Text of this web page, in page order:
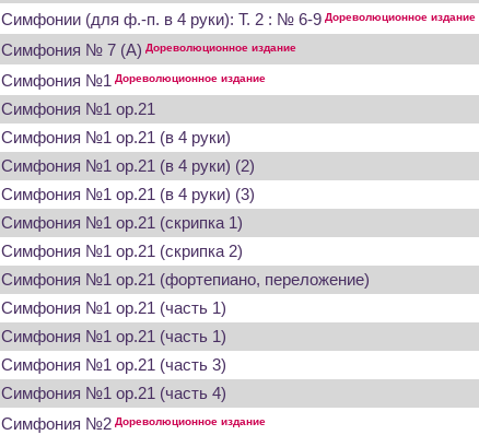
Симфонии (для ф.-п. в 4 руки): Т. 2 : № 6-9 Дореволюционное издание
Симфония № 7 (А) Дореволюционное издание
Симфония №1 Дореволюционное издание
Симфония №1 op.21
Симфония №1 op.21 (в 4 руки)
Симфония №1 op.21 (в 4 руки) (2)
Симфония №1 op.21 (в 4 руки) (3)
Симфония №1 op.21 (скрипка 1)
Симфония №1 op.21 (скрипка 2)
Симфония №1 op.21 (фортепиано, переложение)
Симфония №1 op.21 (часть 1)
Симфония №1 op.21 (часть 1)
Симфония №1 op.21 (часть 3)
Симфония №1 op.21 (часть 4)
Симфония №2 Дореволюционное издание